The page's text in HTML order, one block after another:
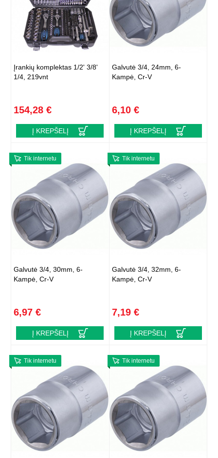
Įrankių komplektas 1/2' 3/8'
1/4, 219vnt
154,28 €
Į KREPŠELĮ
Galvutė 3/4, 24mm, 6-
Kampė, Cr-V
6,10 €
Į KREPŠELĮ
Tik internetu
Galvutė 3/4, 30mm, 6-
Kampė, Cr-V
6,97 €
Į KREPŠELĮ
Tik internetu
Galvutė 3/4, 32mm, 6-
Kampė, Cr-V
7,19 €
Į KREPŠELĮ
Tik internetu Tik internetu